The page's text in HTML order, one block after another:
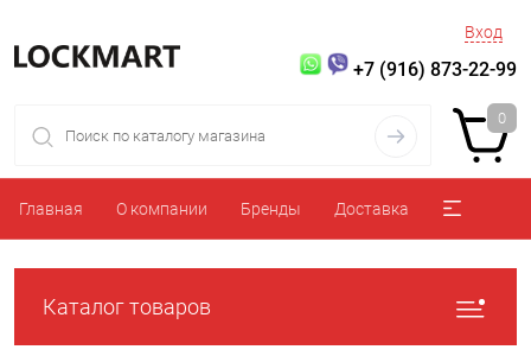
Вход
+7 (916) 873-22-99
0
Главная О компании Бренды Доставка
Каталог товаров